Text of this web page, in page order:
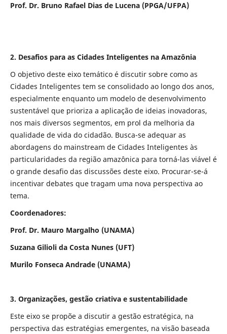
Prof. Dr. Bruno Rafael Dias de Lucena (PPGA/UFPA)
2. Desafios para as Cidades Inteligentes na Amazônia
O objetivo deste eixo temático é discutir sobre como as
Cidades Inteligentes tem se consolidado ao longo dos anos,
especialmente enquanto um modelo de desenvolvimento
sustentável que prioriza a aplicação de ideias inovadoras,
nos mais diversos segmentos, em prol da melhoria da
qualidade de vida do cidadão. Busca-se adequar as
abordagens do mainstream de Cidades Inteligentes às
particularidades da região amazônica para torná-las viável é
o grande desafio das discussões deste eixo. Procurar-se-á
incentivar debates que tragam uma nova perspectiva ao
tema.
Coordenadores:
Prof. Dr. Mauro Margalho (UNAMA)
Suzana Gilioli da Costa Nunes (UFT)
Murilo Fonseca Andrade (UNAMA)
3. Organizações, gestão criativa e sustentabilidade
Este eixo se propõe a discutir a gestão estratégica, na
perspectiva das estratégias emergentes, na visão baseada